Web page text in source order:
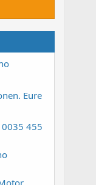
Eure
0035 455